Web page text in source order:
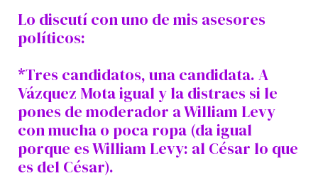
Lo discutí con uno de mis asesores
políticos:
*Tres candidatos, una candidata. A
Vázquez Mota igual y la distraes si le
pones de moderador a William Levy
con mucha o poca ropa (da igual
porque es William Levy: al César lo que
es del César).